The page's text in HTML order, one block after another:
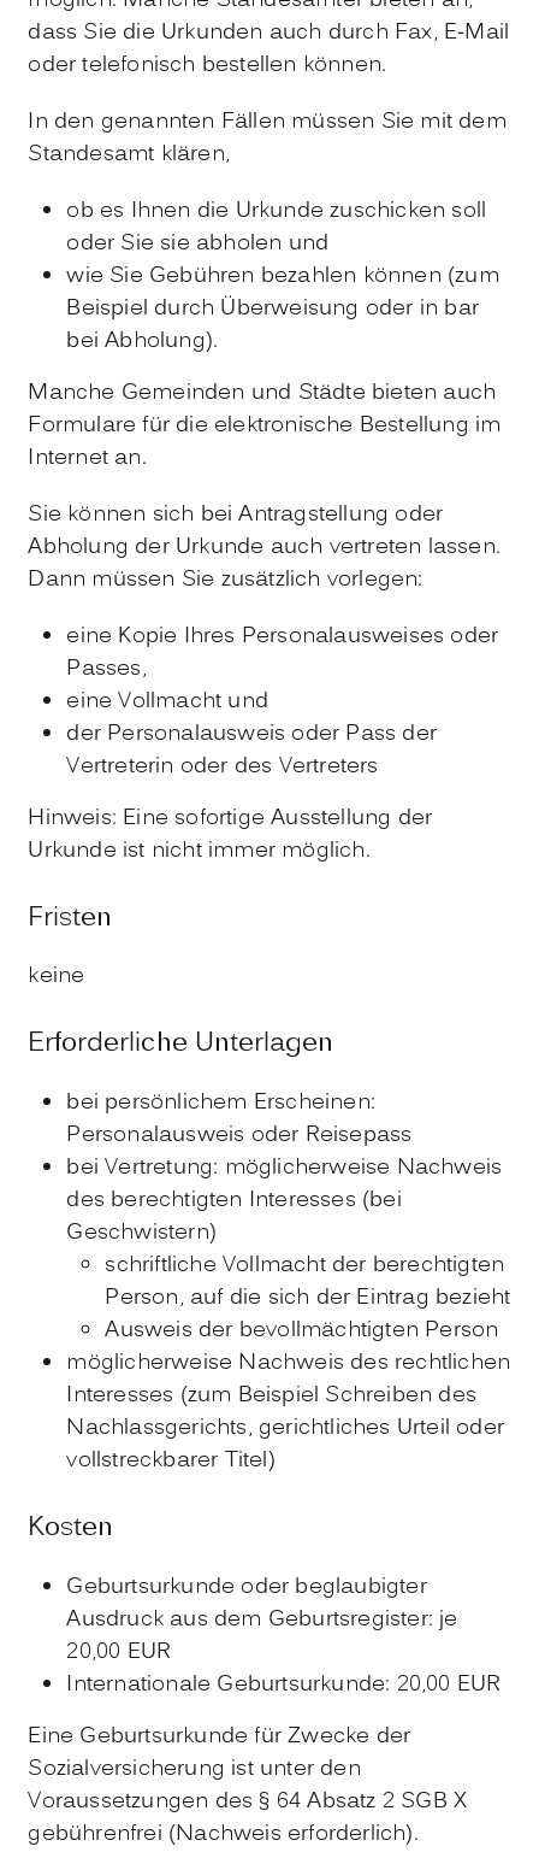
dass Sie die Urkunden auch durch Fax, E-Mail
oder telefonisch bestellen können.
In den genannten Fällen müssen Sie mit dem
Standesamt klären,
ob es Ihnen die Urkunde zuschicken soll
oder Sie sie abholen und
wie Sie Gebühren bezahlen können (zum
Beispiel durch Überweisung oder in bar
bei Abholung).
Manche Gemeinden und Städte bieten auch
Formulare für die elektronische Bestellung im
Internet an.
Sie können sich bei Antragstellung oder
Abholung der Urkunde auch vertreten lassen.
Dann müssen Sie zusätzlich vorlegen:
eine Kopie Ihres Personalausweises oder
Passes,
eine Vollmacht und
der Personalausweis oder Pass der
Vertreterin oder des Vertreters
Hinweis: Eine sofortige Ausstellung der
Urkunde ist nicht immer möglich.
Fristen
keine
Erforderliche Unterlagen
bei persönlichem Erscheinen:
Personalausweis oder Reisepass
bei Vertretung: möglicherweise Nachweis
des berechtigten Interesses (bei
Geschwistern)
schriftliche Vollmacht der berechtigten
Person, auf die sich der Eintrag bezieht
Ausweis der bevollmächtigten Person
möglicherweise Nachweis des rechtlichen
Interesses (zum Beispiel Schreiben des
Nachlassgerichts, gerichtliches Urteil oder
vollstreckbarer Titel)
Kosten
Geburtsurkunde oder beglaubigter
Ausdruck aus dem Geburtsregister: je
20,00 EUR
Internationale Geburtsurkunde: 20,00 EUR
Eine Geburtsurkunde für Zwecke der
Sozialversicherung ist unter den
Voraussetzungen des § 64 Absatz 2 SGB X
gebührenfrei (Nachweis erforderlich).